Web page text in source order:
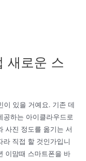
새로운 스
이 있을 거예요. 기존 데
공하는 아이클라우드로
사진 정도를 옮기는 서
라 직접 할 것인가입니
이맘때 스마트폰을 바